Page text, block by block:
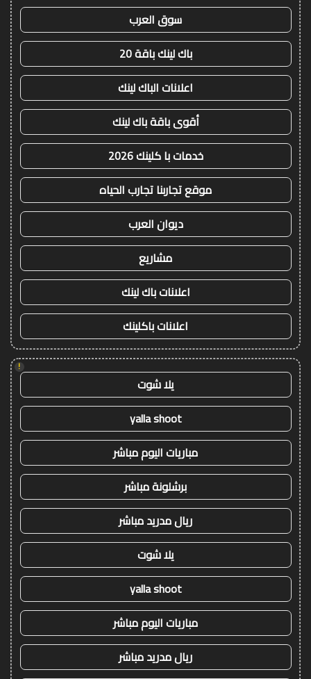
سوق العرب
باك لينك باقة 20
اعلانات الباك لينك
أقوى باقة باك لينك
خدمات با كلينك 2026
موقع تجاربنا تجارب الحياه
ديوان العرب
مشاريع
اعلانات باك لينك
اعلانات باكلينك
!
يلا شوت
yalla shoot
مباريات اليوم مباشر
برشلونة مباشر
ريال مدريد مباشر
يلا شوت
yalla shoot
مباريات اليوم مباشر
ريال مدريد مباشر